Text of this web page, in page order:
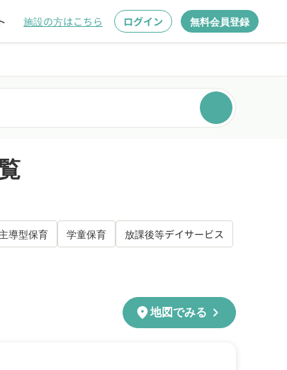
施設の方はこちら ログイン 無料会員登録
導型保育 学童保育
放課後等デイサービス
location_on地図でみる chevron_right